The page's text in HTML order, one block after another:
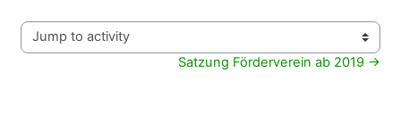
Jump to activity
Satzung Förderverein ab 2019 →